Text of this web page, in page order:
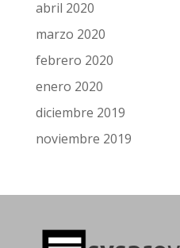
abril 2020
marzo 2020
febrero 2020
enero 2020
diciembre 2019
noviembre 2019